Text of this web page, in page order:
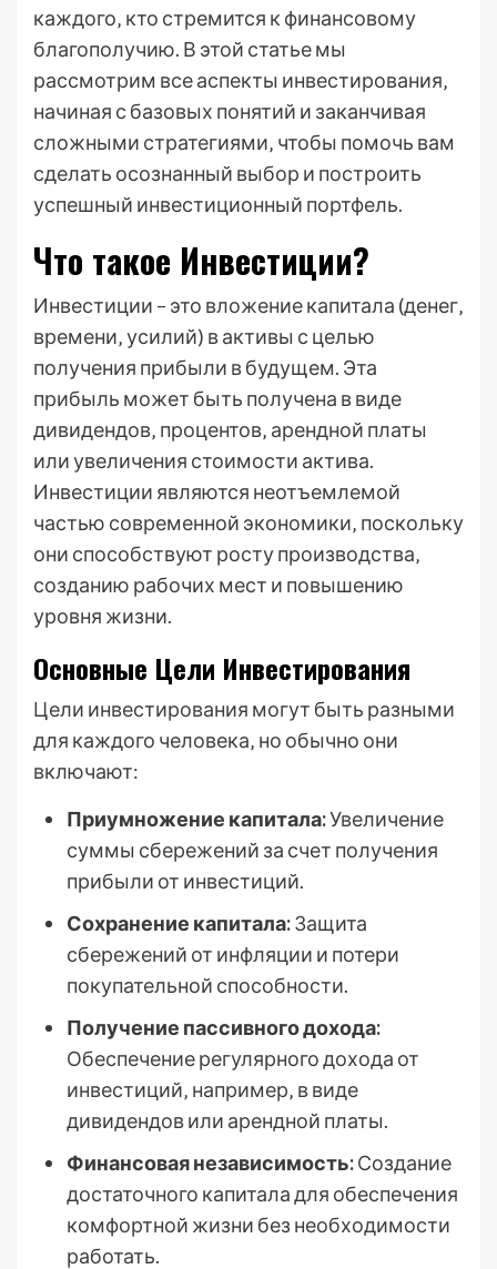
каждого‚ кто стремится к финансовому
благополучию. В этой статье мы
рассмотрим все аспекты инвестирования‚
начиная с базовых понятий и заканчивая
сложными стратегиями‚ чтобы помочь вам
сделать осознанный выбор и построить
успешный инвестиционный портфель.
Что такое Инвестиции?
Инвестиции – это вложение капитала (денег‚
времени‚ усилий) в активы с целью
получения прибыли в будущем. Эта
прибыль может быть получена в виде
дивидендов‚ процентов‚ арендной платы
или увеличения стоимости актива.
Инвестиции являются неотъемлемой
частью современной экономики‚ поскольку
они способствуют росту производства‚
созданию рабочих мест и повышению
уровня жизни.
Основные Цели Инвестирования
Цели инвестирования могут быть разными
для каждого человека‚ но обычно они
включают:
Приумножение капитала:Увеличение
суммы сбережений за счет получения
прибыли от инвестиций.
Сохранение капитала:Защита
сбережений от инфляции и потери
покупательной способности.
Получение пассивного дохода:
Обеспечение регулярного дохода от
инвестиций‚ например‚ в виде
дивидендов или арендной платы.
Финансовая независимость:Создание
достаточного капитала для обеспечения
комфортной жизни без необходимости
работать.